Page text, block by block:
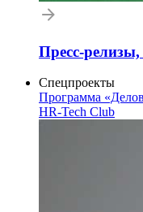
Пресс-
Спецпроекты
Программа
HR-Tech Club